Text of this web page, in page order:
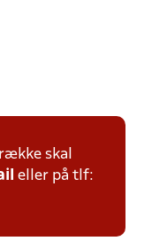
skal
eller på tlf: